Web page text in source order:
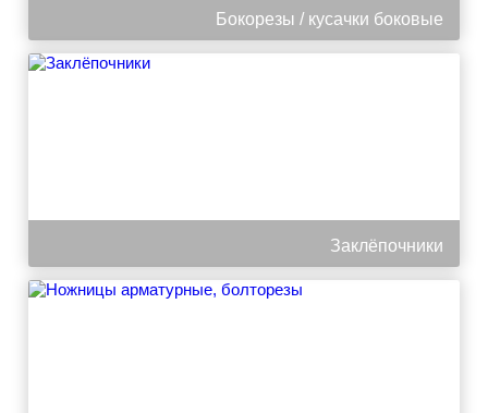
Бокорезы / кусачки боковые
Заклёпочники